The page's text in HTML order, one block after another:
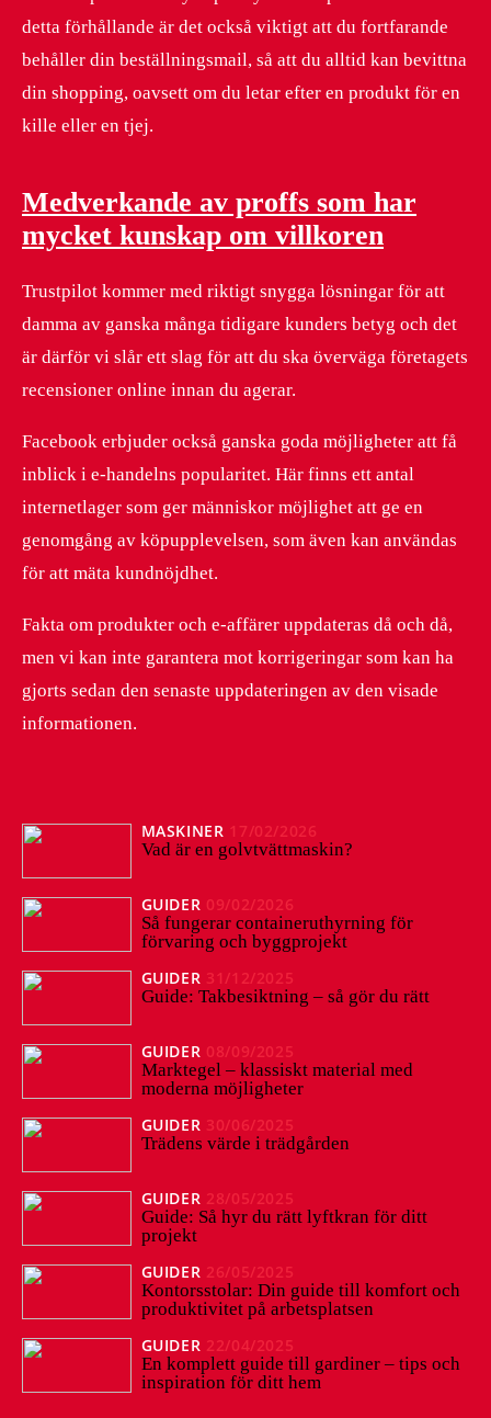
detta förhållande är det också viktigt att du fortfarande
behåller din beställningsmail, så att du alltid kan bevittna
din shopping, oavsett om du letar efter en produkt för en
kille eller en tjej.
Medverkande av proffs som har
mycket kunskap om villkoren
Trustpilot kommer med riktigt snygga lösningar för att
damma av ganska många tidigare kunders betyg och det
är därför vi slår ett slag för att du ska överväga företagets
recensioner online innan du agerar.
Facebook erbjuder också ganska goda möjligheter att få
inblick i e-handelns popularitet. Här finns ett antal
internetlager som ger människor möjlighet att ge en
genomgång av köpupplevelsen, som även kan användas
för att mäta kundnöjdhet.
Fakta om produkter och e-affärer uppdateras då och då,
men vi kan inte garantera mot korrigeringar som kan ha
gjorts sedan den senaste uppdateringen av den visade
informationen.
MASKINER 17/02/2026
Vad är en golvtvättmaskin?
GUIDER 09/02/2026
Så fungerar containeruthyrning för
förvaring och byggprojekt
GUIDER 31/12/2025
Guide: Takbesiktning – så gör du rätt
GUIDER 08/09/2025
Marktegel – klassiskt material med
moderna möjligheter
GUIDER 30/06/2025
Trädens värde i trädgården
GUIDER 28/05/2025
Guide: Så hyr du rätt lyftkran för ditt
projekt
GUIDER 26/05/2025
Kontorsstolar: Din guide till komfort och
produktivitet på arbetsplatsen
GUIDER 22/04/2025
En komplett guide till gardiner – tips och
inspiration för ditt hem